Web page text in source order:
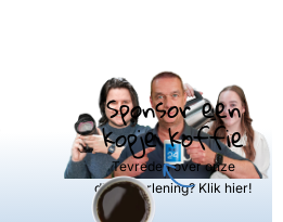
Sponsor een
kopje koffie
Tevreden over onze
dienstverlening? Klik hier!